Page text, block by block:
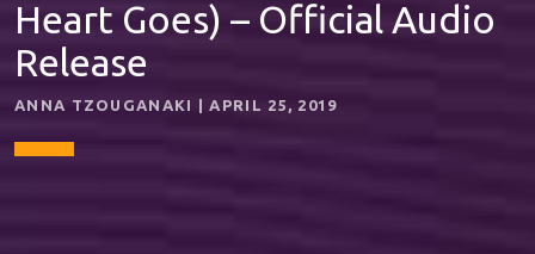
Heart Goes) – Official Audio
Release
ANNA TZOUGANAKI | APRIL 25, 2019